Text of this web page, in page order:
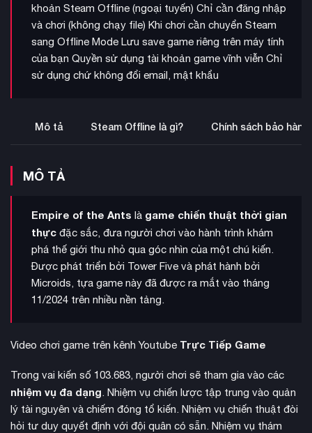
khoản Steam Offline (ngoại tuyến) Chỉ cần đăng nhập
và chơi (không chạy file) Khi chơi cần chuyển Steam
sang Offline Mode Lưu save game riêng trên máy tính
của bạn Quyền sử dụng tài khoản game vĩnh viễn Chỉ
sử dụng chứ không đổi email, mật khẩu
Mô tả Steam Offline là gì? Chính sách bảo hành
MÔ TẢ
Empire of the Ants là game chiến thuật thời gian
thực đặc sắc, đưa người chơi vào hành trình khám
phá thế giới thu nhỏ qua góc nhìn của một chú kiến.
Được phát triển bởi Tower Five và phát hành bởi
Microids, tựa game này đã được ra mắt vào tháng
11/2024 trên nhiều nền tảng.
Video chơi game trên kênh Youtube Trực Tiếp Game
Trong vai kiến số 103.683, người chơi sẽ tham gia vào các
nhiệm vụ đa dạng. Nhiệm vụ chiến lược tập trung vào quản
lý tài nguyên và chiếm đóng tổ kiến. Nhiệm vụ chiến thuật đòi
hỏi tư duy quyết định với đội quân có sẵn. Nhiệm vụ thám